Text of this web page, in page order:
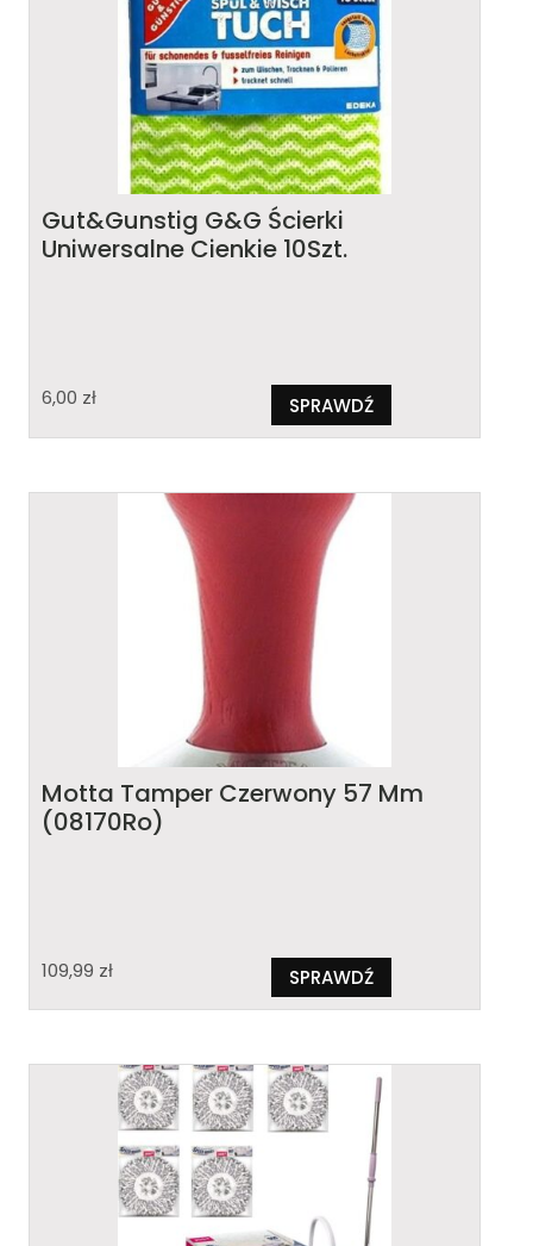
Gut&Gunstig G&G Ścierki
Uniwersalne Cienkie 10Szt.
6,00 zł SPRAWDŹ
Motta Tamper Czerwony 57 Mm
(08170Ro)
109,99 zł SPRAWDŹ